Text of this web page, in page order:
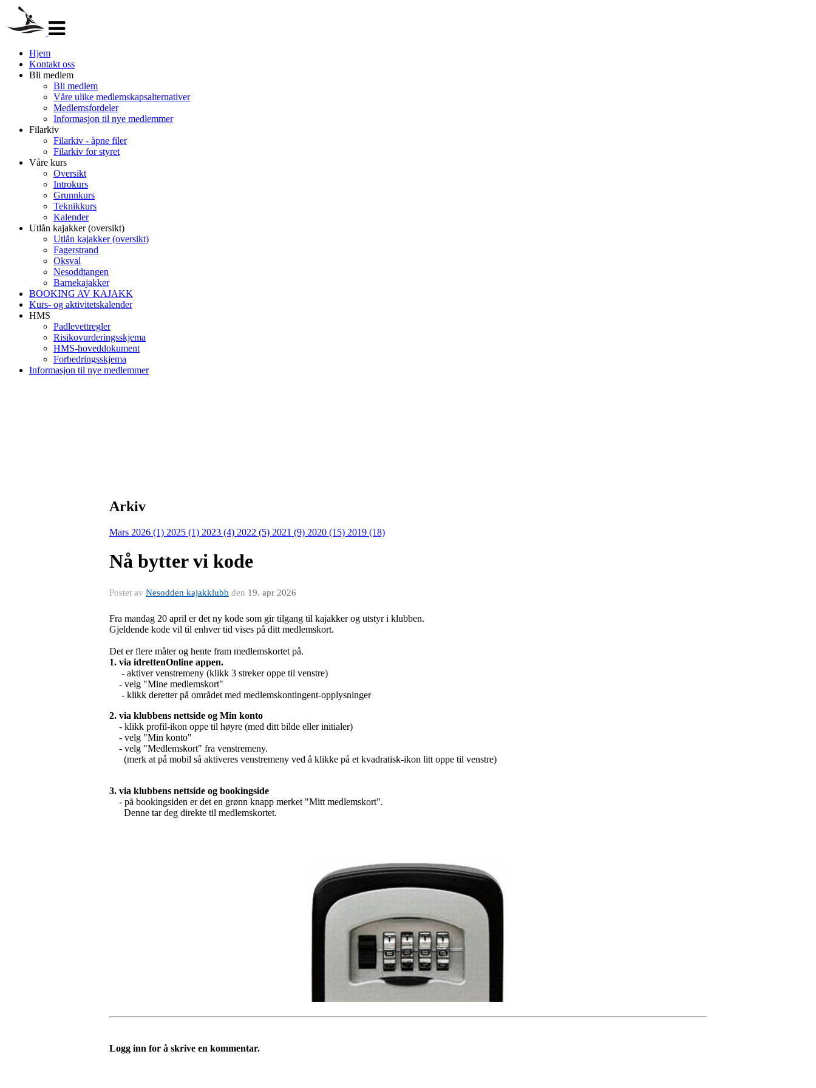
navigasjon
Hjem
Kontakt oss
Bli medlem
Bli medlem
Våre ulike medlemskapsalternativer
Medlemsfordeler
Informasjon til nye medlemmer
Filarkiv
Filarkiv - åpne filer
Filarkiv for styret
Våre kurs
Oversikt
Introkurs
Grunnkurs
Teknikkurs
Kalender
Utlån kajakker (oversikt)
Utlån kajakker (oversikt)
Fagerstrand
Oksval
Nesoddtangen
Barnekajakker
BOOKING AV KAJAKK
Kurs- og aktivitetskalender
HMS
Padlevettregler
Risikovurderingsskjema
HMS-hoveddokument
Forbedringsskjema
Informasjon til nye medlemmer
Arkiv
Mars 2026 (1) 2025 (1) 2023 (4) 2022 (5) 2021 (9) 2020 (15) 2019 (18)
Nå bytter vi kode
Postet av Nesodden kajakklubb den 19. apr 2026
Fra mandag 20 april er det ny kode som gir tilgang til kajakker og utstyr i klubben.
Gjeldende kode vil til enhver tid vises på ditt medlemskort.
Det er flere måter og hente fram medlemskortet på.
1. via idrettenOnline appen.
- aktiver venstremeny (klikk 3 streker oppe til venstre)
- velg "Mine medlemskort"
- klikk deretter på området med medlemskontingent-opplysninger
2. via klubbens nettside og Min konto
- klikk profil-ikon oppe til høyre (med ditt bilde eller initialer)
- velg "Min konto"
- velg "Medlemskort" fra venstremeny.
(merk at på mobil så aktiveres venstremeny ved å klikke på et kvadratisk-ikon litt oppe til venstre)
3. via klubbens nettside og bookingside
- på bookingsiden er det en grønn knapp merket "Mitt medlemskort".
Denne tar deg direkte til medlemskortet.
Logg inn for å skrive en kommentar.